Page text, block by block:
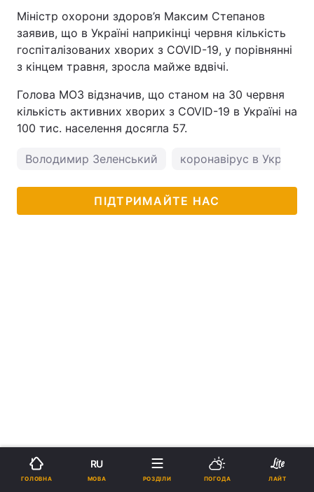
Міністр охорони здоров’я Максим Степанов
заявив, що в Україні наприкінці червня кількість
госпіталізованих хворих з COVID-19, у порівнянні
з кінцем травня, зросла майже вдвічі.
Голова МОЗ відзначив, що станом на 30 червня
кількість активних хворих з COVID-19 в Україні на
100 тис. населення досягла 57.
Володимир Зеленський коронавірус в Україні
ПІДТРИМАЙТЕ НАС
ГОЛОВНА
RU
МОВА РОЗДІЛИ ПОГОДА ЛАЙТ